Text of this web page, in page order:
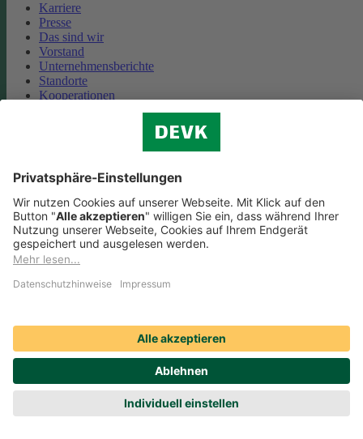
Karriere
Presse
Das sind wir
Vorstand
Unternehmensberichte
Standorte
Kooperationen
Partnerschaft Deutsche Bahn
Cookie-Einstellungen
Datenschutz
Streitbeilegung
Compliance
Social Media Icons sowie Verlinkungen, die mit
sind, führen auf externe Seiten. Die DEVK ist für die dortigen
Nutzungsbedingungen und Datenschutzbestimmungen nicht
verantwortlich. Mehr dazu erfahren Sie unterDatenschutz.